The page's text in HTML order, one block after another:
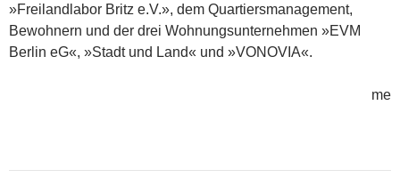
»Freilandlabor Britz e.V.», dem Quartiersmanagement,
Bewohnern und der drei Wohnungsunternehmen »EVM
Berlin eG«, »Stadt und Land« und »VONOVIA«.
me